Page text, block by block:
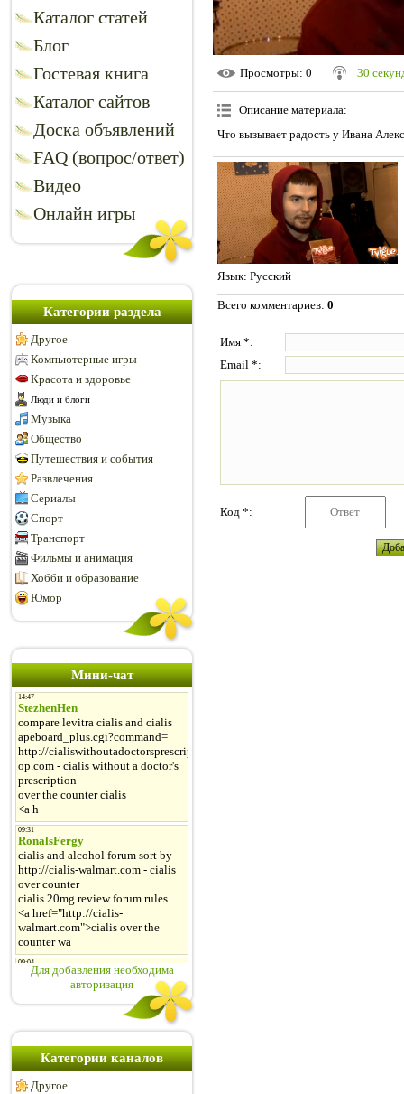
Каталог статей
Блог
Гостевая книга
Каталог сайтов
Доска объявлений
FAQ (вопрос/ответ)
Видео
Онлайн игры
Категории раздела
Другое
Компьютерные игры
Красота и здоровье
Люди и блоги
Музыка
Общество
Путешествия и события
Развлечения
Сериалы
Спорт
Транспорт
Фильмы и анимация
Хобби и образование
Юмор
Мини-чат
Для добавления необходима
авторизация
Категории каналов
Другое
Просмотры: 0 30
Описание материала:
Что вызывает радость у Ивана
Язык: Русский
Всего комментариев: 0
Имя *:
Email *:
Код *: